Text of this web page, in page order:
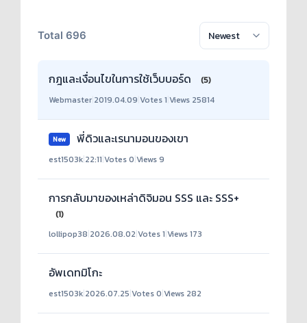
Total 696
กฎและเงื่อนไขในการใช้เว็บบอร์ด
(5)
Webmaster 2019.04.09 Votes 1 Views 25814
New พี่ดิวและเรนามอนของเขา
est1503k|22:11|Votes 0|Views 9
การกลับมาของเหล่าดิจิมอน SSS และ SSS+
(1)
lollipop38|2026.08.02|Votes 1|Views 173
อัพเดทมิโกะ
est1503k|2026.07.25|Votes 0|Views 282